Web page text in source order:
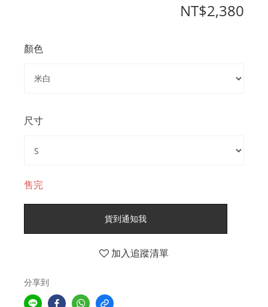
NT$2,380
顏色
尺寸
售完
貨到通知我
加入追蹤清單
分享到